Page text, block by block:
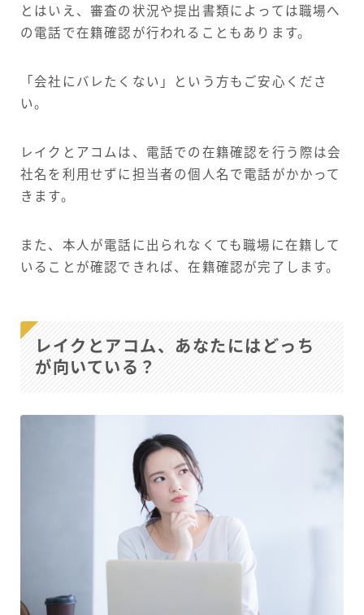
とはいえ、審査の状況や提出書類によっては職場へ
の電話で在籍確認が行われることもあります。
「会社にバレたくない」という方もご安心くださ
い。
レイクとアコムは、電話での在籍確認を行う際は会
社名を利用せずに担当者の個人名で電話がかかって
きます。
また、本人が電話に出られなくても職場に在籍して
いることが確認できれば、在籍確認が完了します。
レイクとアコム、あなたにはどっち
が向いている？